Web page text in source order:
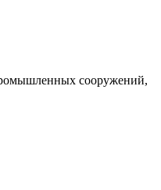
сооружений,